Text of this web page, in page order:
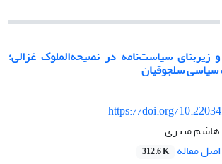
زیربنای سیاست‌‌نامه در نصیحه‌‌الملوک غزالی؛
سیاسی سلجوقیان
https://doi.org/
منیری
اصل مقاله 312.6 K